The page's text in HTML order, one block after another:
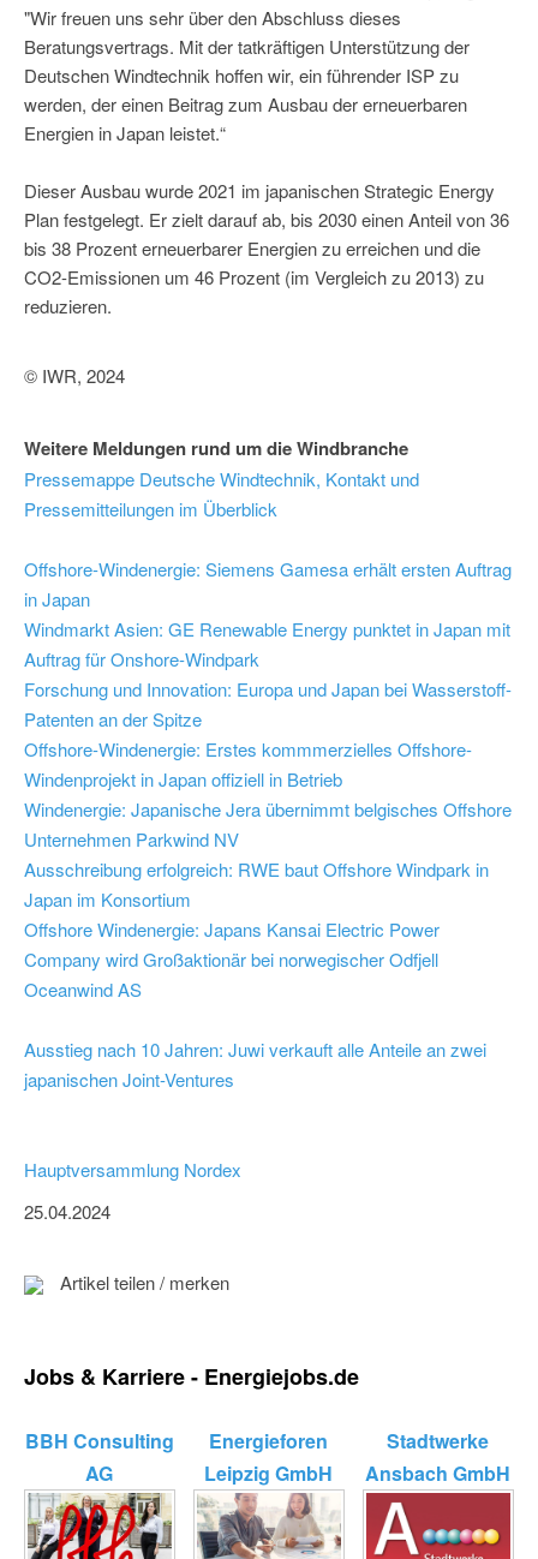
"Wir freuen uns sehr über den Abschluss dieses
Beratungsvertrags. Mit der tatkräftigen Unterstützung der
Deutschen Windtechnik hoffen wir, ein führender ISP zu
werden, der einen Beitrag zum Ausbau der erneuerbaren
Energien in Japan leistet.“
Dieser Ausbau wurde 2021 im japanischen Strategic Energy
Plan festgelegt. Er zielt darauf ab, bis 2030 einen Anteil von 36
bis 38 Prozent erneuerbarer Energien zu erreichen und die
CO2-Emissionen um 46 Prozent (im Vergleich zu 2013) zu
reduzieren.
© IWR, 2024
Weitere Meldungen rund um die Windbranche
Pressemappe Deutsche Windtechnik, Kontakt und
Pressemitteilungen im Überblick
Offshore-Windenergie: Siemens Gamesa erhält ersten Auftrag
in Japan
Windmarkt Asien: GE Renewable Energy punktet in Japan mit
Auftrag für Onshore-Windpark
Forschung und Innovation: Europa und Japan bei Wasserstoff-
Patenten an der Spitze
Offshore-Windenergie: Erstes kommmerzielles Offshore-
Windenprojekt in Japan offiziell in Betrieb
Windenergie: Japanische Jera übernimmt belgisches Offshore
Unternehmen Parkwind NV
Ausschreibung erfolgreich: RWE baut Offshore Windpark in
Japan im Konsortium
Offshore Windenergie: Japans Kansai Electric Power
Company wird Großaktionär bei norwegischer Odfjell
Oceanwind AS
Ausstieg nach 10 Jahren: Juwi verkauft alle Anteile an zwei
japanischen Joint-Ventures
Hauptversammlung Nordex
25.04.2024
Artikel teilen / merken
Jobs & Karriere - Energiejobs.de
BBH Consulting
AG
Energieforen
Leipzig GmbH
Stadtwerke
Ansbach GmbH